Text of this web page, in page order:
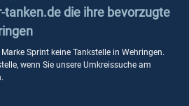
tanken.de die ihre bevorzugte
Sprint keine Tankstelle in Wehringen.
wenn Sie unsere Umkreissuche am